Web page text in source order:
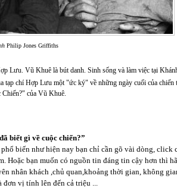
Philip Jones Griffiths
Lưu. Vũ Khuê là bút danh. Sinh sống và làm việc tại
tạp chí Hợp Lưu một "ức ký" về những ngày cuối của
của Vũ Khuê.
biết gì về cuộc chiến?”
biến như hiện nay bạn chỉ cần gõ vài dòng, click
Hoặc bạn muốn có nguồn tin đáng tin cậy hơn thì
nhân khách ,chủ quan,khoảng thời gian, không
đơn vị tính lên đến cả triệu ...